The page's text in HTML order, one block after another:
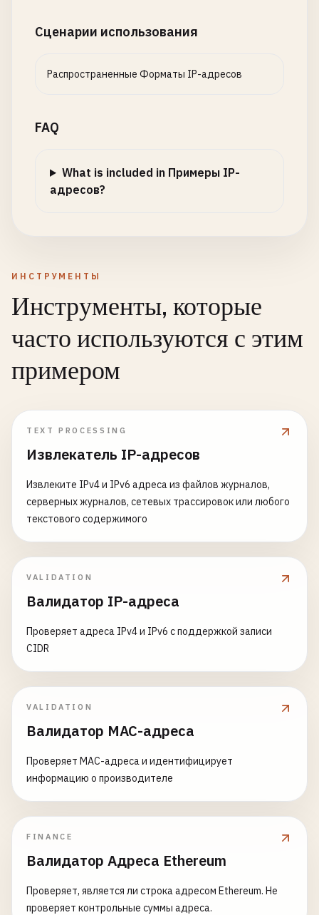
Сценарии использования
Распространенные Форматы IP-адресов
FAQ
What is included in Примеры IP-
адресов?
ИНСТРУМЕНТЫ
Инструменты, которые
часто используются с этим
примером
TEXT PROCESSING
Извлекатель IP-адресов
Извлеките IPv4 и IPv6 адреса из файлов журналов,
серверных журналов, сетевых трассировок или любого
текстового содержимого
VALIDATION
Валидатор IP-адреса
Проверяет адреса IPv4 и IPv6 с поддержкой записи
CIDR
VALIDATION
Валидатор MAC-адреса
Проверяет MAC-адреса и идентифицирует
информацию о производителе
FINANCE
Валидатор Адреса Ethereum
Проверяет, является ли строка адресом Ethereum. Не
проверяет контрольные суммы адреса.